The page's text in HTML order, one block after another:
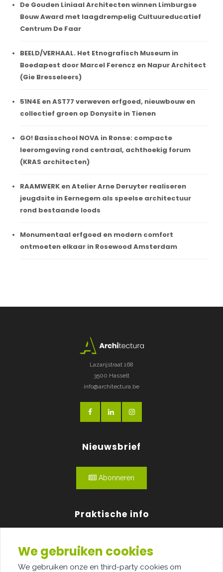
De Gouden Liniaal Architecten winnen Limburgse
Bouw Award met laagdrempelig Cultuureducatief
Centrum De Faar
BEELD/VERHAAL. Het Etnografisch Museum in
Boedapest door Marcel Ferencz en Napur Architect
(Gie Bresseleers)
51N4E en AST77 verweven erfgoed, nieuwbouw en
collectief groen op Donysite in Tienen
GO! Basisschool NOVA in Ronse: compacte
leeromgeving rond centraal, achthoekig forum
(KRAS architecten)
RAAMWERK en Atelier Arne Deruyter realiseren
jeugdsite in Eernegem als speelse architectuur
rond bestaande loods
Monumentaal erfgoed en modern comfort
ontmoeten elkaar in Rosewood Amsterdam
Lazarijstraat 168
3500 Hasselt
info@architectura.be
Nieuwsbrief
Abonneren
Praktische info
Over ons
We gebruiken cookies
We gebruiken onze en third-party cookies om